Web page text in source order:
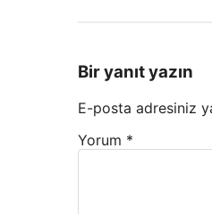
Bir yanıt yazın
E-posta adresiniz
Yorum *